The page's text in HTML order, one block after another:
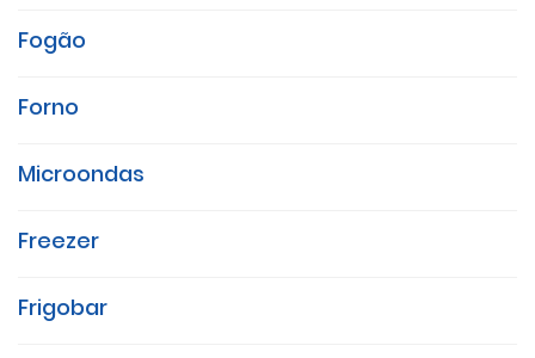
Fogão
Forno
Microondas
Freezer
Frigobar